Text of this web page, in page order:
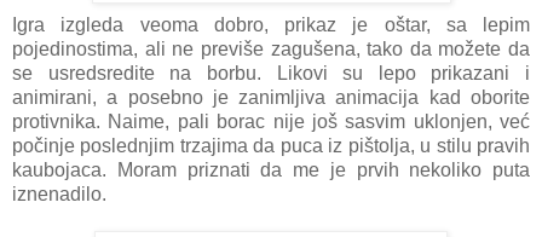
Igra izgleda veoma dobro, prikaz je oštar, sa lepim
pojedinostima, ali ne previše zagušena, tako da možete da
se usredsredite na borbu. Likovi su lepo prikazani i
animirani, a posebno je zanimljiva animacija kad oborite
protivnika. Naime, pali borac nije još sasvim uklonjen, već
počinje poslednjim trzajima da puca iz pištolja, u stilu pravih
kaubojaca. Moram priznati da me je prvih nekoliko puta
iznenadilo.